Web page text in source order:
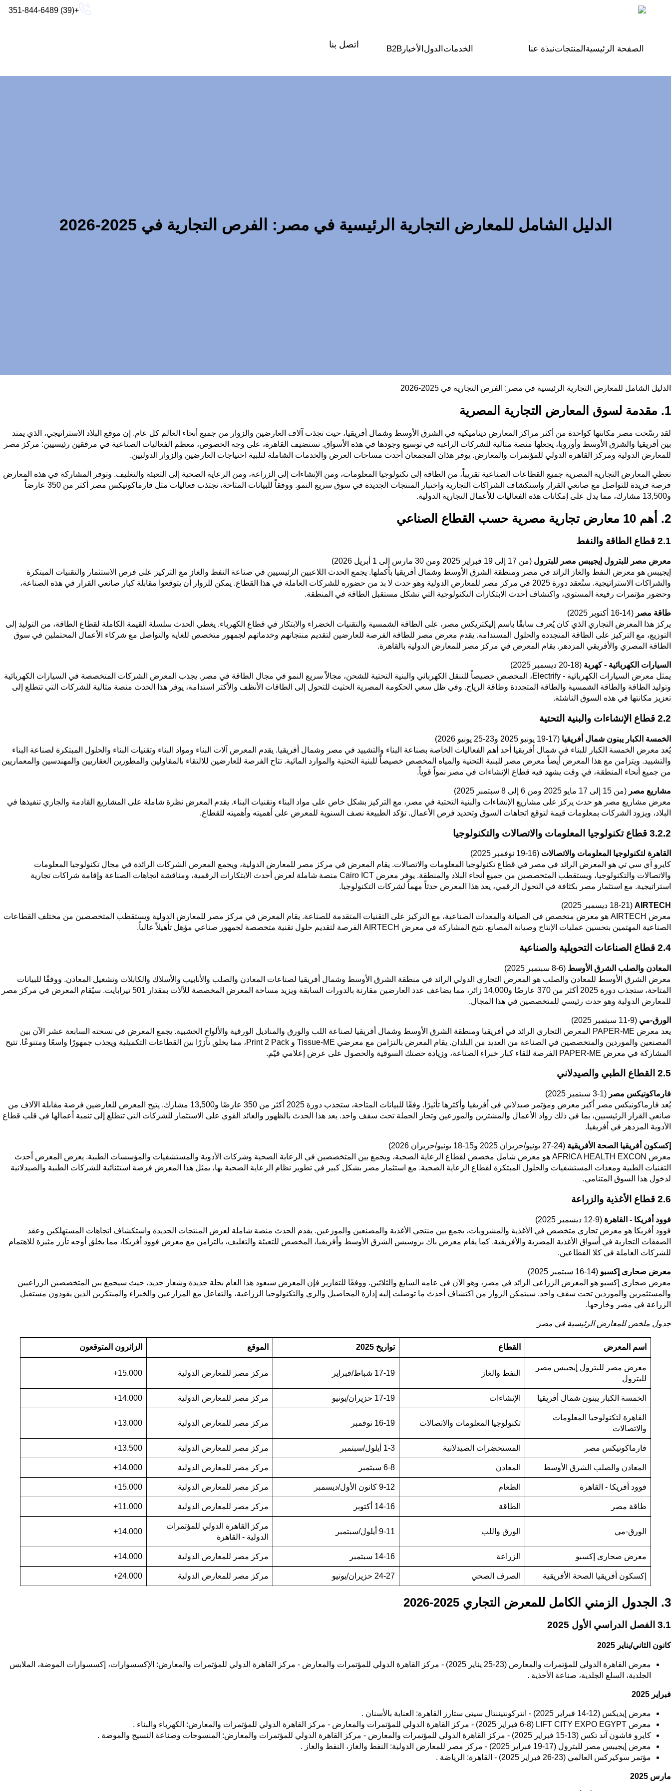
+(39) 351-844-6489
الصفحة الرئيسية المنتجاتنبذة عنا الخدمات الدول الأخبار B2B اتصل بنا
الدليل الشامل للمعارض التجارية الرئيسية في مصر: الفرص التجارية في 2025-2026
الدليل الشامل للمعارض التجارية الرئيسية في مصر: الفرص التجارية في 2025-2026
1. مقدمة لسوق المعارض التجارية المصرية
لقد رسّخت مصر مكانتها كواحدة من أكثر مراكز المعارض ديناميكية في الشرق الأوسط وشمال أفريقيا، حيث تجذب آلاف العارضين والزوار من جميع أنحاء العالم كل عام. إن موقع البلاد الاستراتيجي، الذي يمتد
بين أفريقيا والشرق الأوسط وأوروبا، يجعلها منصة مثالية للشركات الراغبة في توسيع وجودها في هذه الأسواق. تستضيف القاهرة، على وجه الخصوص، معظم الفعاليات الصناعية في مرفقين رئيسيين: مركز مصر
للمعارض الدولية ومركز القاهرة الدولي للمؤتمرات والمعارض. يوفر هذان المجمعان أحدث مساحات العرض والخدمات الشاملة لتلبية احتياجات العارضين والزوار الدوليين.
تغطي المعارض التجارية المصرية جميع القطاعات الصناعية تقريباً، من الطاقة إلى تكنولوجيا المعلومات، ومن الإنشاءات إلى الزراعة، ومن الرعاية الصحية إلى التعبئة والتغليف. وتوفر المشاركة في هذه المعارض
فرصة فريدة للتواصل مع صانعي القرار واستكشاف الشراكات التجارية واختبار المنتجات الجديدة في سوق سريع النمو. ووفقاً للبيانات المتاحة، تجتذب فعاليات مثل فارماكونيكس مصر أكثر من 350 عارضاً
و13,500 مشارك، مما يدل على إمكانات هذه الفعاليات للأعمال التجارية الدولية.
2. أهم 10 معارض تجارية مصرية حسب القطاع الصناعي
2.1 قطاع الطاقة والنفط
معرض مصر للبترول إيجيبس مصر للبترول (من 17 إلى 19 فبراير 2025 ومن 30 مارس إلى 1 أبريل 2026)
إيجيبس هو معرض النفط والغاز الرائد في مصر ومنطقة الشرق الأوسط وشمال أفريقيا بأكملها. يجمع الحدث اللاعبين الرئيسيين في صناعة النفط والغاز مع التركيز على فرص الاستثمار والتقنيات المبتكرة
والشراكات الاستراتيجية. ستُعقد دورة 2025 في مركز مصر للمعارض الدولية وهو حدث لا بد من حضوره للشركات العاملة في هذا القطاع. يمكن للزوار أن يتوقعوا مقابلة كبار صانعي القرار في هذه الصناعة،
وحضور مؤتمرات رفيعة المستوى، واكتشاف أحدث الابتكارات التكنولوجية التي تشكل مستقبل الطاقة في المنطقة.
طاقة مصر (14-16 أكتوبر 2025)
يركز هذا المعرض التجاري الذي كان يُعرف سابقًا باسم إليكتريكس مصر، على الطاقة الشمسية والتقنيات الخضراء والابتكار في قطاع الكهرباء. يغطي الحدث سلسلة القيمة الكاملة لقطاع الطاقة، من التوليد إلى
التوزيع، مع التركيز على الطاقة المتجددة والحلول المستدامة. يقدم معرض مصر للطاقة الفرصة للعارضين لتقديم منتجاتهم وخدماتهم لجمهور متخصص للغاية والتواصل مع شركاء الأعمال المحتملين في سوق
الطاقة المصري والأفريقي المزدهر. يقام المعرض في مركز مصر للمعارض الدولية بالقاهرة.
السيارات الكهربائية - كهربة (18-20 ديسمبر 2025)
يمثل معرض السيارات الكهربائية - Electrify، المخصص خصيصاً للتنقل الكهربائي والبنية التحتية للشحن، مجالاً سريع النمو في مجال الطاقة في مصر. يجذب المعرض الشركات المتخصصة في السيارات الكهربائية
وتوليد الطاقة والطاقة الشمسية والطاقة المتجددة وطاقة الرياح. وفي ظل سعي الحكومة المصرية الحثيث للتحول إلى الطاقات الأنظف والأكثر استدامة، يوفر هذا الحدث منصة مثالية للشركات التي تتطلع إلى
تعزيز مكانتها في هذه السوق الناشئة.
2.2 قطاع الإنشاءات والبنية التحتية
الخمسة الكبار يبنون شمال أفريقيا (17-19 يونيو 2025 و23-25 يونيو 2026)
يُعد معرض الخمسة الكبار للبناء في شمال أفريقيا أحد أهم الفعاليات الخاصة بصناعة البناء والتشييد في مصر وشمال أفريقيا. يقدم المعرض آلات البناء ومواد البناء وتقنيات البناء والحلول المبتكرة لصناعة البناء
والتشييد. ويتزامن مع هذا المعرض أيضاً معرض مصر للبنية التحتية والمياه المخصص خصيصاً للبنية التحتية والموارد المائية. تتاح الفرصة للعارضين للالتقاء بالمقاولين والمطورين العقاريين والمهندسين والمعماريين
من جميع أنحاء المنطقة، في وقت يشهد فيه قطاع الإنشاءات في مصر نمواً قوياً.
مشاريع مصر (من 15 إلى 17 مايو 2025 ومن 6 إلى 8 سبتمبر 2025)
معرض مشاريع مصر هو حدث يركز على مشاريع الإنشاءات والبنية التحتية في مصر، مع التركيز بشكل خاص على مواد البناء وتقنيات البناء. يقدم المعرض نظرة شاملة على المشاريع القادمة والجاري تنفيذها في
البلاد، ويزود الشركات بمعلومات قيمة لتوقع اتجاهات السوق وتحديد فرص الأعمال. تؤكد الطبيعة نصف السنوية للمعرض على أهميته وأهميته للقطاع.
3.2.2 قطاع تكنولوجيا المعلومات والاتصالات والتكنولوجيا
القاهرة لتكنولوجيا المعلومات والاتصالات (16-19 نوفمبر 2025)
كايرو آي سي تي هو المعرض الرائد في مصر في قطاع تكنولوجيا المعلومات والاتصالات. يقام المعرض في مركز مصر للمعارض الدولية، ويجمع المعرض الشركات الرائدة في مجال تكنولوجيا المعلومات
والاتصالات والتكنولوجيا، ويستقطب المتخصصين من جميع أنحاء البلاد والمنطقة. يوفر معرض Cairo ICT منصة شاملة لعرض أحدث الابتكارات الرقمية، ومناقشة اتجاهات الصناعة وإقامة شراكات تجارية
استراتيجية. مع استثمار مصر بكثافة في التحول الرقمي، يعد هذا المعرض حدثاً مهماً لشركات التكنولوجيا.
AIRTECH (18-21 ديسمبر 2025)
معرض AIRTECH هو معرض متخصص في الصيانة والمعدات الصناعية، مع التركيز على التقنيات المتقدمة للصناعة. يقام المعرض في مركز مصر للمعارض الدولية ويستقطب المتخصصين من مختلف القطاعات
الصناعية المهتمين بتحسين عمليات الإنتاج وصيانة المصانع. تتيح المشاركة في معرض AIRTECH الفرصة لتقديم حلول تقنية متخصصة لجمهور صناعي مؤهل تأهيلاً عالياً.
2.4 قطاع الصناعات التحويلية والصناعية
المعادن والصلب الشرق الأوسط (6-8 سبتمبر 2025)
معرض الشرق الأوسط للمعادن والصلب هو المعرض التجاري الدولي الرائد في منطقة الشرق الأوسط وشمال أفريقيا لصناعات المعادن والصلب والأنابيب والأسلاك والكابلات وتشغيل المعادن. ووفقًا للبيانات
المتاحة، ستجذب دورة 2025 أكثر من 370 عارضًا و14,000 زائر، مما يضاعف عدد العارضين مقارنة بالدورات السابقة ويزيد مساحة المعرض المخصصة للآلات بمقدار 501 تيرابايت. سيُقام المعرض في مركز مصر
للمعارض الدولية وهو حدث رئيسي للمتخصصين في هذا المجال.
الورق-مي (9-11 سبتمبر 2025)
يعد معرض PAPER-ME المعرض التجاري الرائد في أفريقيا ومنطقة الشرق الأوسط وشمال أفريقيا لصناعة اللب والورق والمناديل الورقية والألواح الخشبية. يجمع المعرض في نسخته السابعة عشر الآن بين
المصنعين والموردين والمتخصصين في الصناعة من العديد من البلدان. يقام المعرض بالتزامن مع معرضي Tissue-ME و Print 2 Pack، مما يخلق تآزرًا بين القطاعات التكميلية ويجذب جمهورًا واسعًا ومتنوعًا. تتيح
المشاركة في معرض PAPER-ME الفرصة للقاء كبار خبراء الصناعة، وزيادة حصتك السوقية والحصول على عرض إعلامي قيّم.
2.5 القطاع الطبي والصيدلاني
فارماكونيكس مصر (1-3 سبتمبر 2025)
يُعد فارماكونيكس مصر أكبر معرض ومؤتمر صيدلاني في أفريقيا وأكثرها تأثيرًا. وفقًا للبيانات المتاحة، ستجذب دورة 2025 أكثر من 350 عارضًا و13,500 مشارك. يتيح المعرض للعارضين فرصة مقابلة الآلاف من
صانعي القرار الرئيسيين، بما في ذلك رواد الأعمال والمشترين والموزعين وتجار الجملة تحت سقف واحد. يعد هذا الحدث بالظهور والعائد القوي على الاستثمار للشركات التي تتطلع إلى تنمية أعمالها في قلب قطاع
الأدوية المزدهر في أفريقيا.
إكسكون أفريقيا الصحة الأفريقية (24-27 يونيو/حزيران 2025 و15-18 يونيو/حزيران 2026)
معرض AFRICA HEALTH EXCON هو معرض شامل مخصص لقطاع الرعاية الصحية، ويجمع بين المتخصصين في الرعاية الصحية وشركات الأدوية والمستشفيات والمؤسسات الطبية. يعرض المعرض أحدث
التقنيات الطبية ومعدات المستشفيات والحلول المبتكرة لقطاع الرعاية الصحية. مع استثمار مصر بشكل كبير في تطوير نظام الرعاية الصحية بها، يمثل هذا المعرض فرصة استثنائية للشركات الطبية والصيدلانية
لدخول هذا السوق المتنامي.
2.6 قطاع الأغذية والزراعة
فوود أفريكا - القاهرة (9-12 ديسمبر 2025)
فوود أفريكا هو معرض تجاري متخصص في الأغذية والمشروبات، يجمع بين منتجي الأغذية والمصنعين والموزعين. يقدم الحدث منصة شاملة لعرض المنتجات الجديدة واستكشاف اتجاهات المستهلكين وعقد
الصفقات التجارية في أسواق الأغذية المصرية والأفريقية. كما يقام معرض باك بروسيس الشرق الأوسط وأفريقيا، المخصص للتعبئة والتغليف، بالتزامن مع معرض فوود أفريكا، مما يخلق أوجه تآزر مثيرة للاهتمام
للشركات العاملة في كلا القطاعين.
معرض صحارى إكسبو (14-16 سبتمبر 2025)
معرض صحارى إكسبو هو المعرض الزراعي الرائد في مصر، وهو الآن في عامه السابع والثلاثين. ووفقًا للتقارير فإن المعرض سيعود هذا العام بحلة جديدة وشعار جديد، حيث سيجمع بين المتخصصين الزراعيين
والمستثمرين والموردين تحت سقف واحد. سيتمكن الزوار من اكتشاف أحدث ما توصلت إليه إدارة المحاصيل والري والتكنولوجيا الزراعية، والتفاعل مع المزارعين والخبراء والمبتكرين الذين يقودون مستقبل
الزراعة في مصر وخارجها.
جدول ملخص للمعارض الرئيسية في مصر
اسم المعرض القطاع تواريخ 2025 الموقع الزائرون المتوقعون
معرض مصر للبترول إيجيبس مصر
للبترول
النفط والغاز 17-19 شباط/فبراير مركز مصر للمعارض الدولية 15.000+
الخمسة الكبار يبنون شمال أفريقيا الإنشاءات 17-19 حزيران/يونيو مركز مصر للمعارض الدولية 14.000+
القاهرة لتكنولوجيا المعلومات
والاتصالات
تكنولوجيا المعلومات والاتصالات 16-19 نوفمبر مركز مصر للمعارض الدولية 13.000+
فارماكونيكس مصر المستحضرات الصيدلانية 1-3 أيلول/سبتمبر مركز مصر للمعارض الدولية 13.500+
المعادن والصلب الشرق الأوسط المعادن 6-8 سبتمبر مركز مصر للمعارض الدولية 14.000+
فوود أفريكا - القاهرة الطعام 9-12 كانون الأول/ديسمبر مركز مصر للمعارض الدولية 15.000+
طاقة مصر الطاقة 14-16 أكتوبر مركز مصر للمعارض الدولية 11.000+
الورق-مي الورق واللب 9-11 أيلول/سبتمبر
مركز القاهرة الدولي للمؤتمرات
الدولية - القاهرة
14.000+
معرض صحارى إكسبو الزراعة 14-16 سبتمبر مركز مصر للمعارض الدولية 14.000+
إكسكون أفريقيا الصحة الأفريقية الصرف الصحي 24-27 حزيران/يونيو مركز مصر للمعارض الدولية 24.000+
3. الجدول الزمني الكامل للمعرض التجاري 2025-2026
3.1 الفصل الدراسي الأول 2025
كانون الثاني/يناير 2025
معرض القاهرة الدولي للمؤتمرات والمعارض (23-25 يناير 2025) - مركز القاهرة الدولي للمؤتمرات والمعارض - مركز القاهرة الدولي للمؤتمرات والمعارض: الإكسسوارات، إكسسوارات الموضة، الملابس
الجلدية، السلع الجلدية، صناعة الأحذية .
فبراير 2025
معرض إيديكس (12-14 فبراير 2025) - انتركونتيننتال سيتي ستارز القاهرة: العناية بالأسنان .
معرض LIFT CITY EXPO EGYPT (6-8 فبراير 2025) - مركز القاهرة الدولي للمؤتمرات والمعارض - مركز القاهرة الدولي للمؤتمرات والمعارض: الكهرباء والبناء .
كايرو فاشون آند تكس (13-15 فبراير 2025) - مركز القاهرة الدولي للمؤتمرات والمعارض - مركز القاهرة الدولي للمؤتمرات والمعارض: المنسوجات وصناعة النسيج والموضة .
معرض إيجيبس مصر للبترول (17-19 فبراير 2025) - مركز مصر للمعارض الدولية: النفط والغاز، النفط والغاز .
مؤتمر سوكيركس العالمي (23-26 فبراير 2025) - القاهرة: الرياضة .
مارس 2025